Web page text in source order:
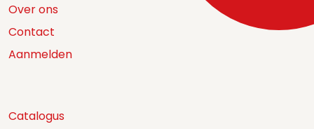
Over ons
Contact
Aanmelden
Catalogus